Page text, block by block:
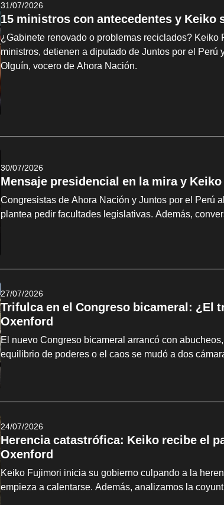
31/07/2026
15 ministros con antecedentes y Keiko
¿Gabinete renovado o problemas reciclados?
ministros, detienen a diputado de Juntos por el
Olguín, vocero de Ahora Nación.
30/07/2026
Mensaje presidencial en la mira y
Congresistas de Ahora Nación y Juntos por el Perú
plantea pedir facultades legislativas. Además,
27/07/2026
Trifulca en el Congreso bicameral: ¿El
Oxenford
El nuevo Congreso bicameral arrancó con
equilibrio de poderes o el caos se mudó a dos
24/07/2026
Herencia catastrófica: Keiko recibe el
Oxenford
Keiko Fujimori inicia su gobierno culpando a la
empieza a calentarse. Además, analizamos la